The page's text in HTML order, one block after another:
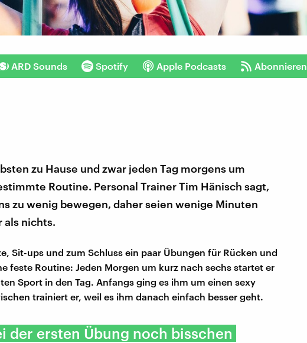
ARD Sounds Spotify Apple Podcasts Abonnieren
zu Hause und zwar jeden Tag morgens um
Routine. Personal Trainer Tim Hänisch sagt,
zu wenig bewegen, daher seien wenige Minuten
als nichts.
Sit-ups und zum Schluss ein paar Übungen für Rücken und
feste Routine: Jeden Morgen um kurz nach sechs startet er
Sport in den Tag. Anfangs ging es ihm um einen sexy
trainiert er, weil es ihm danach einfach besser geht.
der ersten Übung noch bisschen